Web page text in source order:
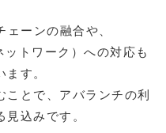
ーンの融合や、
トワーク）への対応も
す。
とで、アバランチの利
込みです。